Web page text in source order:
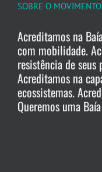
SOBRE O
Acreditamos na
com mobilidade.
resistência de seus
Acreditamos na
ecossistemas.
Queremos uma